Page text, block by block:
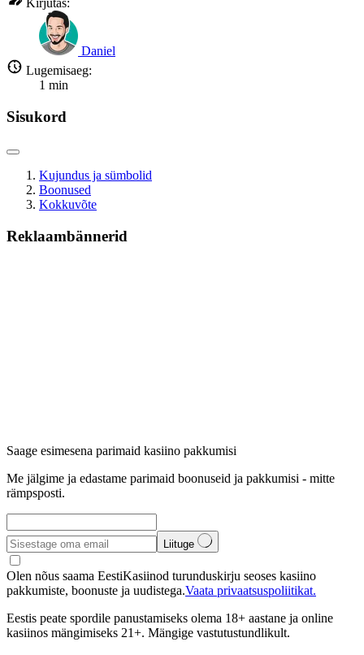
Daniel
Lugemisaeg:
1 min
Sisukord
Kujundus ja sümbolid
Boonused
Kokkuvõte
Reklaambännerid
Saage esimesena parimaid kasiino pakkumisi
Me jälgime ja edastame parimaid boonuseid ja pakkumisi - mitte
rämpsposti.
Liituge
Olen nõus saama EestiKasiinod turunduskirju seoses kasiino
pakkumiste, boonuste ja uudistega.Vaata privaatsuspoliitikat.
Eestis peate spordile panustamiseks olema 18+ aastane ja online
kasiinos mängimiseks 21+. Mängige vastutustundlikult.